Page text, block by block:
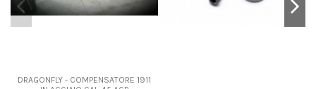
DRAGONFLY - COMPENSATORE 1911